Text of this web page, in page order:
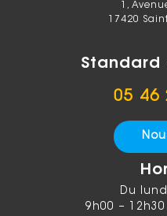
1,
17420
Standard
05 46
Du
9h00 –